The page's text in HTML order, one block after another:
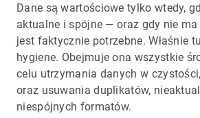
Dane są wartościowe tylko wtedy,
aktualne i spójne — oraz gdy nie
jest faktycznie potrzebne. Właśnie
hygiene. Obejmuje ona wszystkie
celu utrzymania danych w
oraz usuwania duplikatów,
niespójnych formatów.